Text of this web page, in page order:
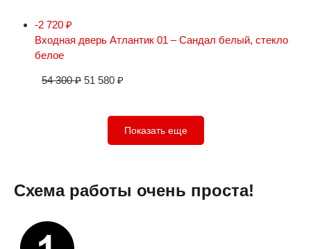
-2 720 ₽
Входная дверь Атлантик 01 – Сандал белый, стекло
белое
54 300₽ 51 580 ₽
Показать еще
Схема работы очень проста!